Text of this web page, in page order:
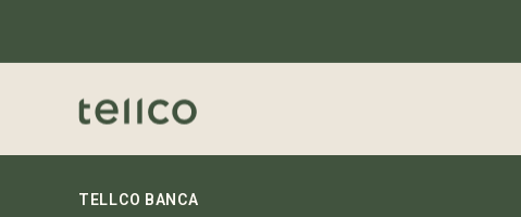
TELLCO BANCA